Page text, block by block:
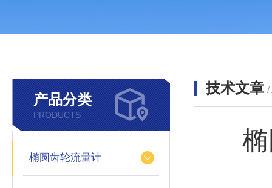
产品分类
PRODUCTS
椭圆齿轮流量计
技术文章 /